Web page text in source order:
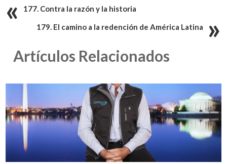
177. Contra la razón y la historia
179. El camino a la redención de América Latina
Artículos Relacionados